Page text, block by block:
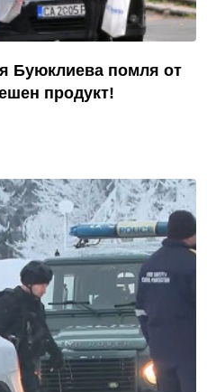
Буюклиева помля от
продукт!